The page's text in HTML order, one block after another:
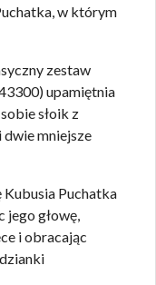
w którym
zestaw
upamiętnia
słoik z
mniejsze
Puchatka
jego głowę,
i obracając